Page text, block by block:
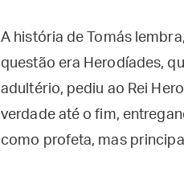
A história de Tomás lembra,
questão era Herodíades,
adultério, pediu ao Rei
verdade até o fim,
como profeta, mas